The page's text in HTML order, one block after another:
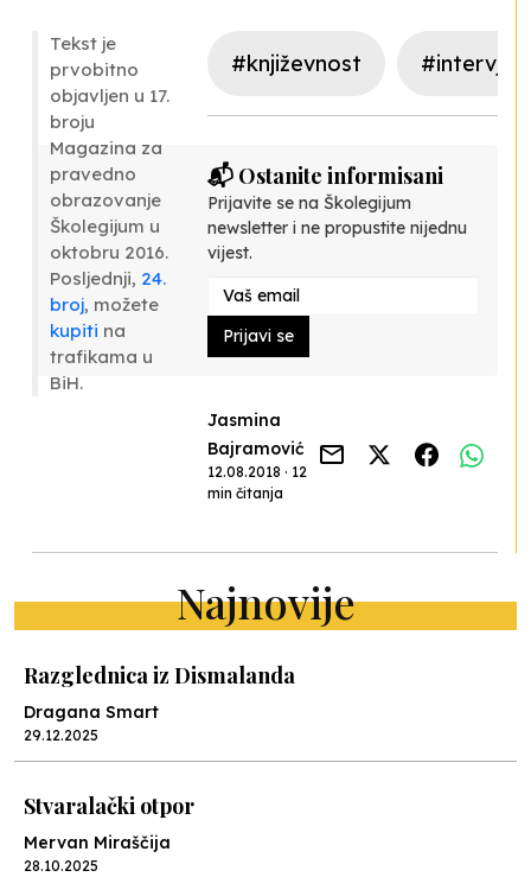
Tekst je
prvobitno
objavljen u 17.
broju
Magazina za
pravedno
obrazovanje
Školegijum u
oktobru 2016.
Posljednji, 24.
broj, možete
kupiti na
trafikama u
BiH.
#književnost #intervju
📬 Ostanite informisani
Prijavite se na Školegijum
newsletter i ne propustite nijednu
vijest.
Prijavi se
Jasmina
Bajramović
12.08.2018 · 12
min čitanja
Najnovije
Razglednica iz Dismalanda
Dragana Smart
29.12.2025
Stvaralački otpor
Mervan Miraščija
28.10.2025